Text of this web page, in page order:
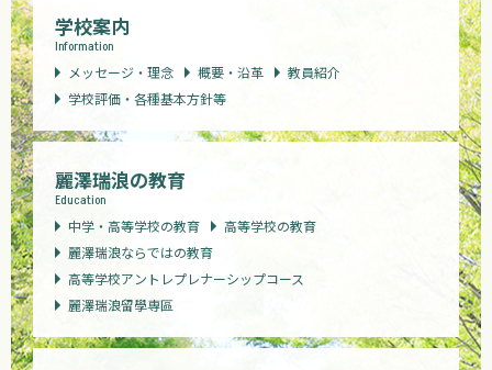
学校案内
Information
メッセージ・理念
概要・沿革
教員紹介
学校評価・各種基本方針等
麗澤瑞浪の教育
Education
中学・高等学校の教育
高等学校の教育
麗澤瑞浪ならではの教育
高等学校アントレプレナーシップコース
麗澤瑞浪留學専區